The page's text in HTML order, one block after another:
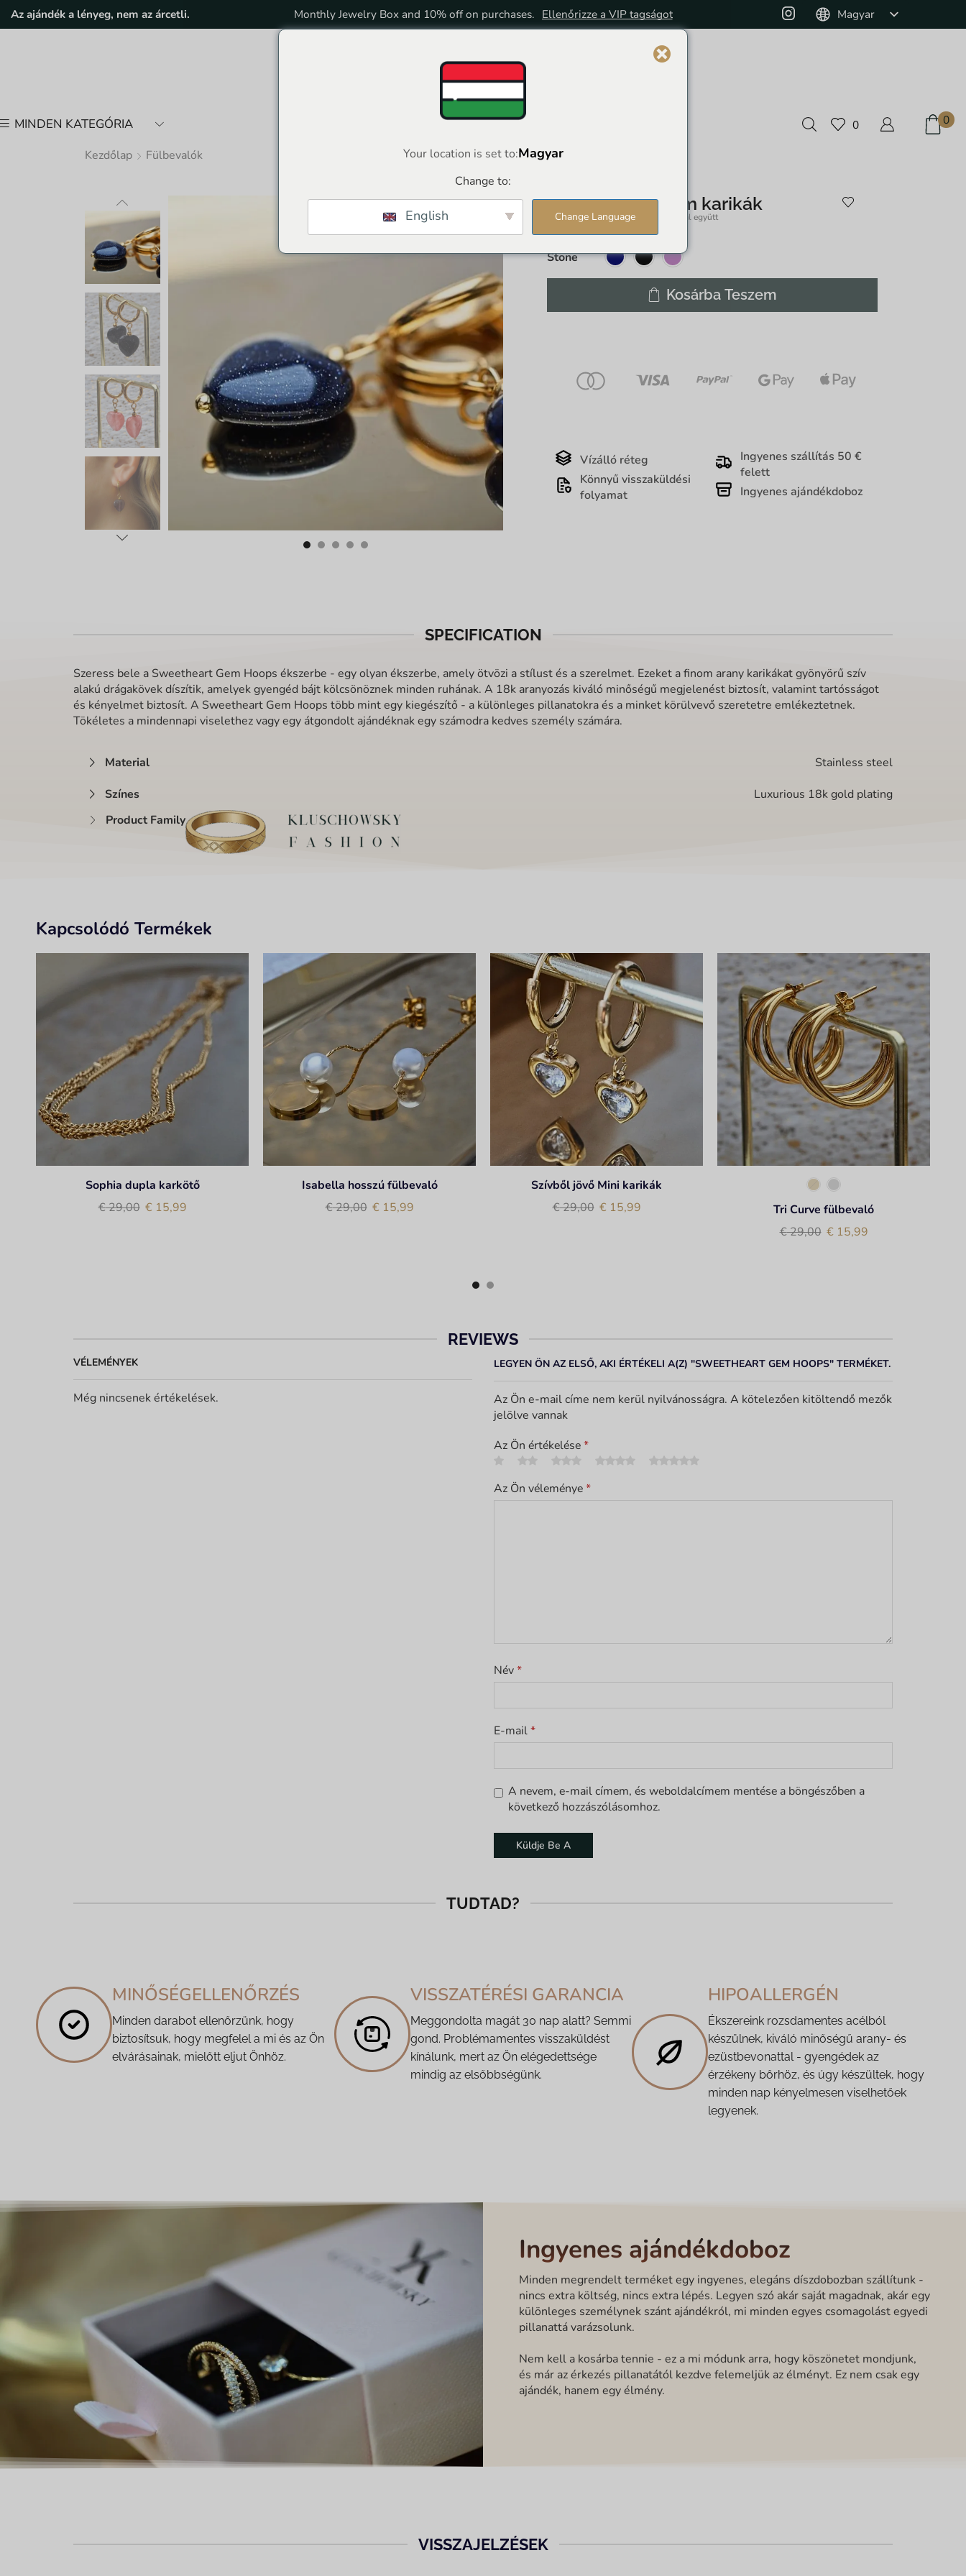
Az ajándék a lényeg, nem az árcetli. Monthly Jewelry Box and 10% off on purchases. Ellenőrizze a VIP tagságot Monthly Jewelry Box and 10% off on
Magyar
MINDEN KATEGÓRIA BOLT VIP TAGSÁG 0 0
Kezdőlap Fülbevalók
Sweetheart Gem karikák
€25,00 €15,99
ÁFÁ-val együtt
Stone
Kosárba Teszem
Vízálló réteg
Könnyű visszaküldési
folyamat
Ingyenes szállítás 50 €
felett
Ingyenes ajándékdoboz
SPECIFICATION
Szeress bele a Sweetheart Gem Hoops ékszerbe - egy olyan ékszerbe, amely ötvözi a stílust és a szerelmet. Ezeket a finom arany karikákat gyönyörű szív
alakú drágakövek díszítik, amelyek gyengéd bájt kölcsönöznek minden ruhának. A 18k aranyozás kiváló minőségű megjelenést biztosít, valamint tartósságot
és kényelmet biztosít. A Sweetheart Gem Hoops több mint egy kiegészítő - a különleges pillanatokra és a minket körülvevő szeretetre emlékeztetnek.
Tökéletes a mindennapi viselethez vagy egy átgondolt ajándéknak egy számodra kedves személy számára.
Material
Stainless steel
Színes
Luxurious 18k gold plating
Product Family
Kapcsolódó Termékek
Sophia dupla karkötő
€29,00 €15,99
Isabella hosszú fülbevaló
€29,00 €15,99
Szívből jövő Mini karikák
€29,00 €15,99
Tri Curve fülbevaló
€29,00 €15,99
REVIEWS
VÉLEMÉNYEK
Még nincsenek értékelések.
LEGYEN ÖN AZ ELSŐ, AKI ÉRTÉKELI A(Z) "SWEETHEART GEM HOOPS" TERMÉKET.
Az Ön e-mail címe nem kerül nyilvánosságra. A kötelezően kitöltendő mezők
jelölve vannak
Az Ön értékelése*
Az Ön véleménye*
Név*
E-mail*
A nevem, e-mail címem, és weboldalcímem mentése a böngészőben a
következő hozzászólásomhoz.
TUDTAD?
MINŐSÉGELLENŐRZÉS
Minden darabot ellenőrzünk, hogy
biztosítsuk, hogy megfelel a mi és az Ön
elvárásainak, mielőtt eljut Önhöz.
VISSZATÉRÉSI GARANCIA
Meggondolta magát 30 nap alatt? Semmi
gond. Problémamentes visszaküldést
kínálunk, mert az Ön elégedettsége
mindig az elsőbbségünk.
HIPOALLERGÉN
Ékszereink rozsdamentes acélból
készülnek, kiváló minőségű arany- és
ezüstbevonattal - gyengédek az
érzékeny bőrhöz, és úgy készültek, hogy
minden nap kényelmesen viselhetőek
legyenek.
Ingyenes ajándékdoboz
Minden megrendelt terméket egy ingyenes, elegáns díszdobozban szállítunk -
nincs extra költség, nincs extra lépés. Legyen szó akár saját magadnak, akár egy
különleges személynek szánt ajándékról, mi minden egyes csomagolást egyedi
pillanattá varázsolunk.
Nem kell a kosárba tennie - ez a mi módunk arra, hogy köszönetet mondjunk,
és már az érkezés pillanatától kezdve felemeljük az élményt. Ez nem csak egy
ajándék, hanem egy élmény.
VISSZAJELZÉSEK
Your location is set to:Magyar
Change to:
English Change Language